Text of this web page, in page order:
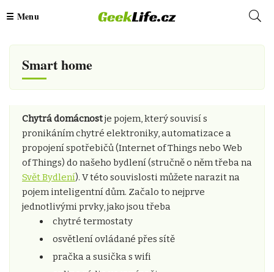
Smart home
Chytrá domácnostje pojem, který souvisí s
pronikáním chytré elektroniky, automatizace a
propojení spotřebičů (Internet of Things nebo Web
of Things) do našeho bydlení (stručně o něm třeba na
Svět Bydlení). V této souvislosti můžete narazit na
pojem inteligentní dům. Začalo to nejprve
jednotlivými prvky, jako jsou třeba
chytré termostaty
osvětlení ovládané přes sítě
pračka a susička s wifi